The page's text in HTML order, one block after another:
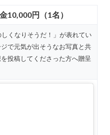
10,000円（1名）
くなりそうだ！」が表れてい
で元気が出そうなお写真と共
投稿してくださった方へ贈呈